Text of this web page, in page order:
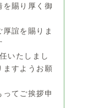
を賜り厚く御
誼を賜りま
いたしまし
ますようお願
ってご挨拶申